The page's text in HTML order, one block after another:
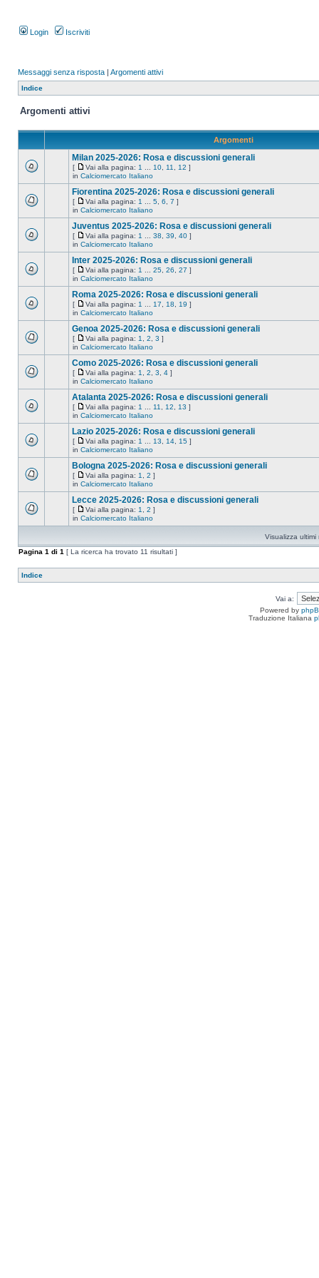
Login Iscriviti
Messaggi senza risposta | Argomenti attivi
Indice
Argomenti attivi
Argomenti
Milan 2025-2026: Rosa e discussioni generali
[ Vai alla pagina: 1 10 11 12 ]
in Calciomercato Italiano
Fiorentina 2025-2026: Rosa e discussioni generali
[ Vai alla pagina: 1 5 6 7 ]
in Calciomercato Italiano
Juventus 2025-2026: Rosa e discussioni generali
[ Vai alla pagina: 1 38 39 40 ]
in Calciomercato Italiano
Inter 2025-2026: Rosa e discussioni generali
[ Vai alla pagina: 1 25 26 27 ]
in Calciomercato Italiano
Roma 2025-2026: Rosa e discussioni generali
[ Vai alla pagina: 1 17 18 19 ]
in Calciomercato Italiano
Genoa 2025-2026: Rosa e discussioni generali
[ Vai alla pagina: 1 2 3 ]
in Calciomercato Italiano
Como 2025-2026: Rosa e discussioni generali
[ Vai alla pagina: 1 2 3 4 ]
in Calciomercato Italiano
Atalanta 2025-2026: Rosa e discussioni generali
[ Vai alla pagina: 1 11 12 13 ]
in Calciomercato Italiano
Lazio 2025-2026: Rosa e discussioni generali
[ Vai alla pagina: 1 13 14 15 ]
in Calciomercato Italiano
Bologna 2025-2026: Rosa e discussioni generali
[ Vai alla pagina: 1 2 ]
in Calciomercato Italiano
Lecce 2025-2026: Rosa e discussioni generali
[ Vai alla pagina: 1 2 ]
in Calciomercato Italiano
Visualizza ultimi
Pagina 1 di 1 [ La ricerca ha trovato 11 risultati ]
Indice
Vai a:
Powered by
Traduzione Italiana